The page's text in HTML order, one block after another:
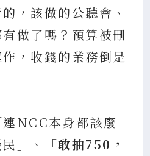
，該做的公聽會、
做了嗎？預算被刪
，收錢的業務倒是
NCC本身都該廢
」、「敢抽750，